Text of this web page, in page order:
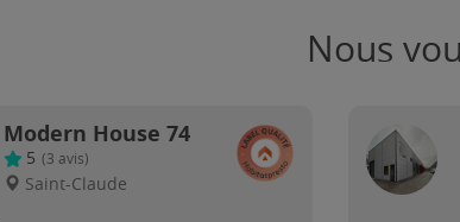
Nous
Modern House 74
5 (3 avis)
Saint-Claude